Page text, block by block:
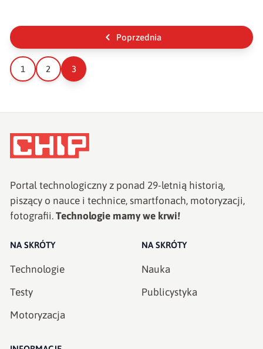
Poprzednia
1 2 3
Portal technologiczny z ponad 29-letnią historią,
piszący o nauce i technice, smartfonach, motoryzacji,
fotografii. Technologie mamy we krwi!
NA SKRÓTY
Technologie
Testy
Motoryzacja
NA SKRÓTY
Nauka
Publicystyka